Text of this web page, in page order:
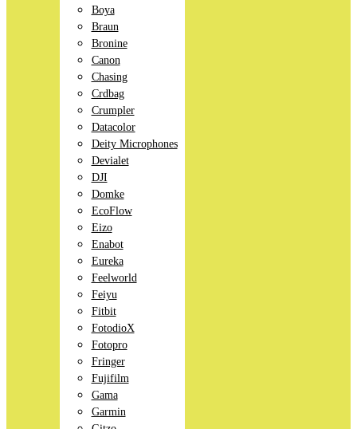
Boya
Braun
Bronine
Canon
Chasing
Crdbag
Crumpler
Datacolor
Deity Microphones
Devialet
DJI
Domke
EcoFlow
Eizo
Enabot
Eureka
Feelworld
Feiyu
Fitbit
FotodioX
Fotopro
Fringer
Fujifilm
Gama
Garmin